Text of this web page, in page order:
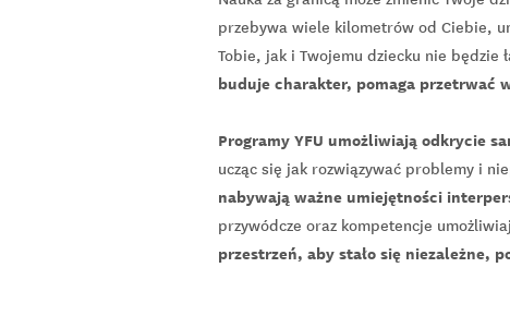
przebywa wiele kilometrów od Ciebie,
Tobie, jak i Twojemu dziecku nie będzie
buduje charakter, pomaga przetrwać
Programy YFU umożliwiają odkrycie
ucząc się jak rozwiązywać problemy i
nabywają ważne umiejętności
przywódcze oraz kompetencje
przestrzeń, aby stało się niezależne,